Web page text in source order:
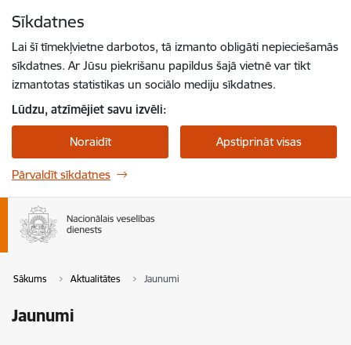
Sīkdatnes
Lai šī tīmekļvietne darbotos, tā izmanto obligāti nepieciešamās
sīkdatnes. Ar Jūsu piekrišanu papildus šajā vietnē var tikt
izmantotas statistikas un sociālo mediju sīkdatnes.
Lūdzu, atzīmējiet savu izvēli:
Noraidīt Apstiprināt visas
Pārvaldīt sīkdatnes
Sākums Aktualitātes Jaunumi
Jaunumi